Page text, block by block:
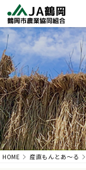
HOME 産直もんとあ〜る